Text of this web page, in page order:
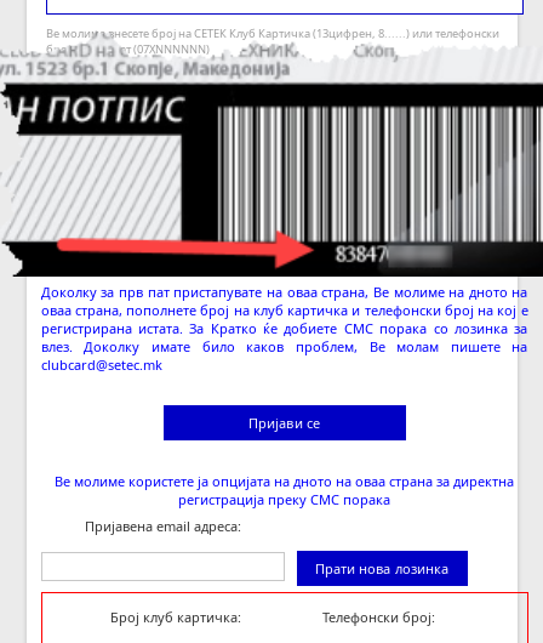
Ве молиме внесете број на СЕТЕК Клуб Картичка (13цифрeн, 8......) или телефонски
број во формат (07ХNNNNNN)
Лозинка (или телефонски број (07ХNNNNNN) ако прв пат пристапувате): *
Запомни ме
Доколку за прв пат пристапувате на оваа страна, Ве молиме на дното на
оваа страна, пополнете број на клуб картичка и телефонски број на кој е
регистрирана истата. За Кратко ќе добиете СМС порака со лозинка за
влез. Доколку имате било каков проблем, Ве молам пишете на
clubcard@setec.mk
Пријави се
Ве молиме користете ја опцијата на дното на оваа страна за директна
регистрација преку СМС порака
Пријавена email адреса:
Прати нова лозинка
Број клуб картичка: Телефонски број: